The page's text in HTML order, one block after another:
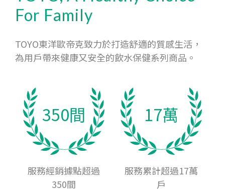
For Family
TOYO東洋歐帝克致力於打造舒適的質感生活，
為用戶帶來健康又安全的飲水保健系列商品。
350間
服務經銷據點超過
350間
17萬
服務累計超過17萬
戶